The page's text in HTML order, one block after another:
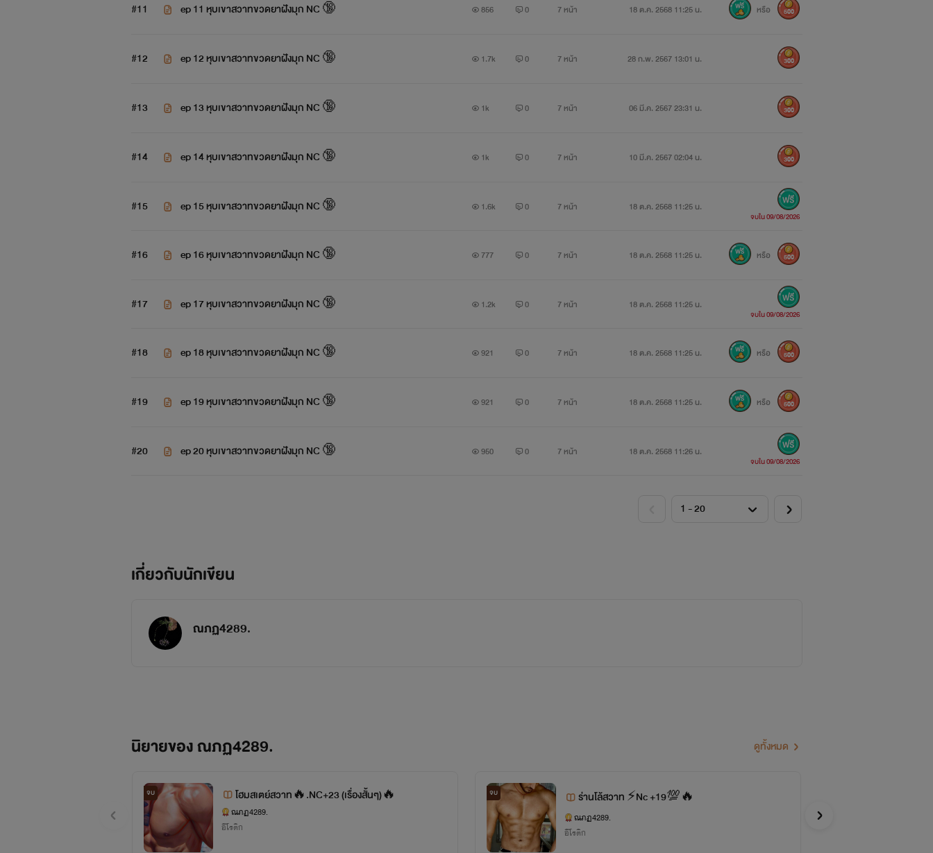
#11 ep 11 หุบเขาสวาทขวดยาฝังมุก NC 🔞 856 0 7 หน้า 18 ต.ค. 2568 11:25 น. หรือ 500
#12 ep 12 หุบเขาสวาทขวดยาฝังมุก NC 🔞 1.7k 0 7 หน้า 28 ก.พ. 2567 13:01 น. 300
#13 ep 13 หุบเขาสวาทขวดยาฝังมุก NC 🔞 1k 0 7 หน้า 06 มี.ค. 2567 23:31 น. 300
#14 ep 14 หุบเขาสวาทขวดยาฝังมุก NC 🔞 1k 0 7 หน้า 10 มี.ค. 2567 02:04 น. 300
#15 ep 15 หุบเขาสวาทขวดยาฝังมุก NC 🔞 1.6k 0 7 หน้า 18 ต.ค. 2568 11:25 น.
จบใน 09/08/2026
#16 ep 16 หุบเขาสวาทขวดยาฝังมุก NC 🔞 777 0 7 หน้า 18 ต.ค. 2568 11:25 น. หรือ 500
#17 ep 17 หุบเขาสวาทขวดยาฝังมุก NC 🔞 1.2k 0 7 หน้า 18 ต.ค. 2568 11:25 น.
จบใน 09/08/2026
#18 ep 18 หุบเขาสวาทขวดยาฝังมุก NC 🔞 921 0 7 หน้า 18 ต.ค. 2568 11:25 น. หรือ 500
#19 ep 19 หุบเขาสวาทขวดยาฝังมุก NC 🔞 921 0 7 หน้า 18 ต.ค. 2568 11:25 น. หรือ 500
#20 ep 20 หุบเขาสวาทขวดยาฝังมุก NC 🔞 950 0 7 หน้า 18 ต.ค. 2568 11:26 น.
จบใน 09/08/2026
เกี่ยวกับนักเขียน
ณภฏ4289.
นิยายของ ณภฏ4289. ดูทั้งหมด
จบ โฮมสเตย์สวาท🔥.NC+23 (เรื่องสั้นๆ)🔥
ณภฏ4289.
อีโรติก
จบ ร่านโล้สวาท ⚡️Nc +19💯🔥
ณภฏ4289.
อีโรติก